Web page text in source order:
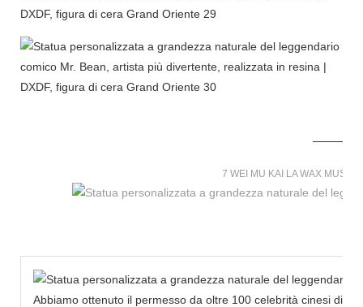
7 WEI MU KAI LA WAX
Abbiamo ottenuto il permesso da oltre 100 celebrità cinesi di